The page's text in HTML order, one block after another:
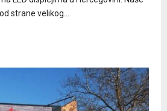
strane velikog...